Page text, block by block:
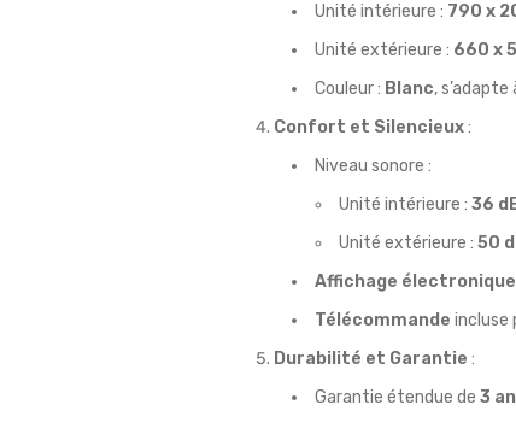
Unité intérieure : 790 x
Unité extérieure : 660 x
Couleur : Blanc,
Confort et Silencieux:
Niveau sonore :
Unité intérieure : 36
Unité extérieure : 50
Affichage électronique
Télécommande incluse
Durabilité et Garantie :
Garantie étendue de 3